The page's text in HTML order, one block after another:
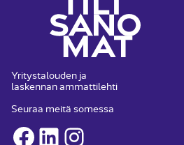
Yritystalouden ja
laskennan ammattilehti
Seuraa meitä somessa
Facebook
LinkedInInstagram